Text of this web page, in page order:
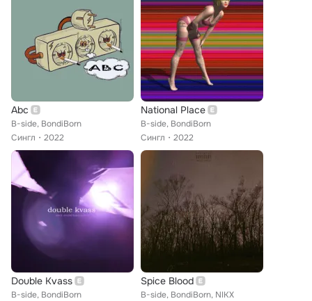
Abc
B-side, BondiBorn
Сингл
2022
National Place
B-side, BondiBorn
Сингл
2022
Double Kvass
B-side, BondiBorn
Spice Blood
B-side, BondiBorn, NIKX